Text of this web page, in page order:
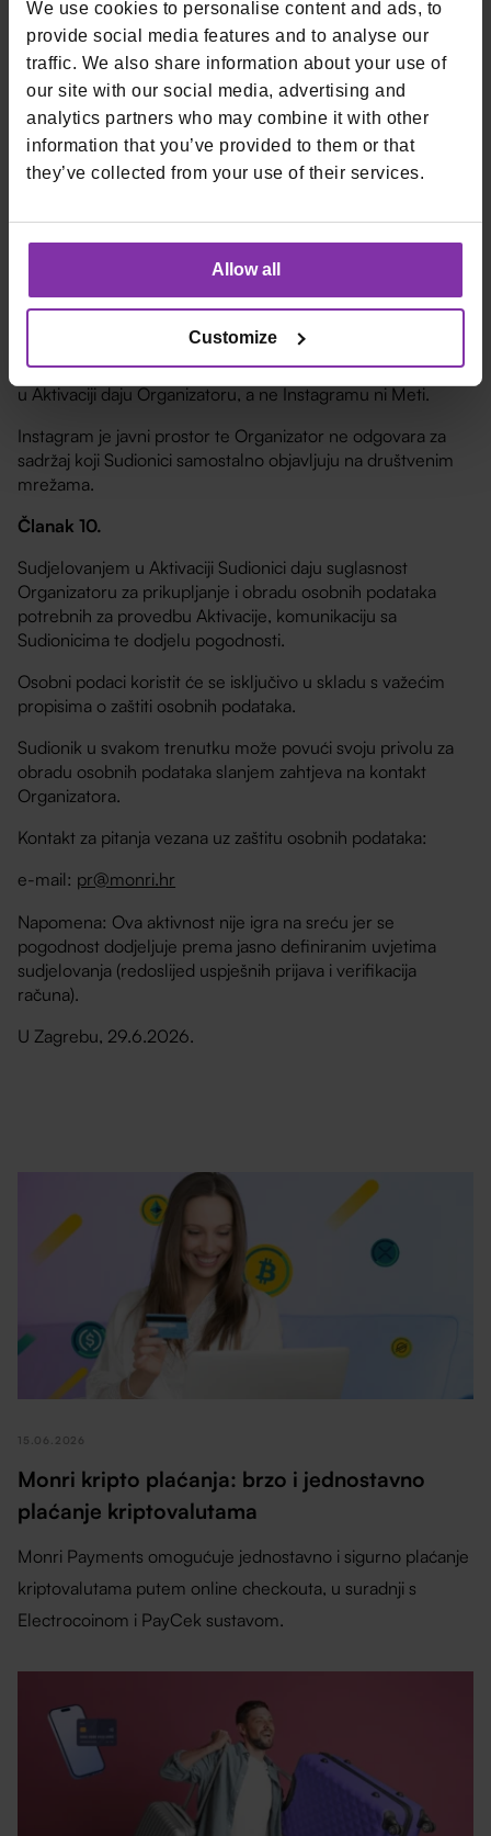
We use cookies to personalise content and ads, to
provide social media features and to analyse our
traffic. We also share information about your use of
our site with our social media, advertising and
analytics partners who may combine it with other
information that you’ve provided to them or that
they’ve collected from your use of their services.
Allow all
Customize
pokušaja zloupotrebe sustava ili pogodnosti Aktivacije
Članak 8.
Organizator zadržava pravo izmjene ili prekida Aktivacije u
slučaju okolnosti na koje ne može utjecati, uključujući
tehničke poteškoće ili druge nepredviđene okolnosti.
Članak 9.
Ova Aktivacija ni na koji način nije povezana, promovirana ili
sponzorirana od strane Instagrama, kompanije Meta ili
drugih društvenih mreža.
Podatke koje Sudionici dostavljaju za potrebe sudjelovanja
u Aktivaciji daju Organizatoru, a ne Instagramu ni Meti.
Instagram je javni prostor te Organizator ne odgovara za
sadržaj koji Sudionici samostalno objavljuju na društvenim
mrežama.
Članak 10.
Sudjelovanjem u Aktivaciji Sudionici daju suglasnost
Organizatoru za prikupljanje i obradu osobnih podataka
potrebnih za provedbu Aktivacije, komunikaciju sa
Sudionicima te dodjelu pogodnosti.
Osobni podaci koristit će se isključivo u skladu s važećim
propisima o zaštiti osobnih podataka.
Sudionik u svakom trenutku može povući svoju privolu za
obradu osobnih podataka slanjem zahtjeva na kontakt
Organizatora.
Kontakt za pitanja vezana uz zaštitu osobnih podataka:
e-mail: pr@monri.hr
Napomena: Ova aktivnost nije igra na sreću jer se
pogodnost dodjeljuje prema jasno definiranim uvjetima
sudjelovanja (redoslijed uspješnih prijava i verifikacija
računa).
U Zagrebu, 29.6.2026.
15.06.2026
Monri kripto plaćanja: brzo i jednostavno
plaćanje kriptovalutama
Monri Payments omogućuje jednostavno i sigurno plaćanje
kriptovalutama putem online checkouta, u suradnji s
Electrocoinom i PayCek sustavom.